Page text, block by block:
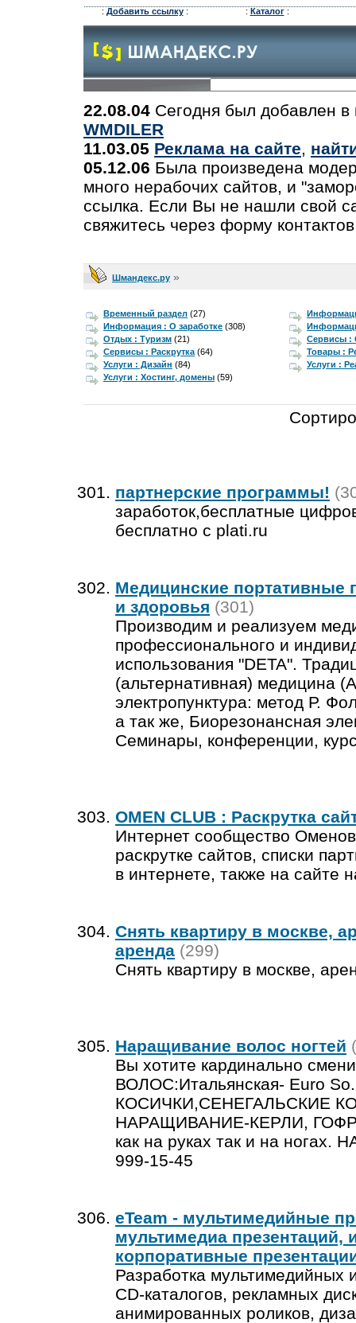
: Добавить ссылку: : Каталог:
22.08.04 Сегодня был добавлен в
WMDILER
11.03.05 Реклама на сайте,
05.12.06 Была произведена
много нерабочих сайтов, и
ссылка. Если Вы не нашли свой
свяжитесь через форму
Шмандекс.ру »
Временный раздел (27)
Информация : О заработке (308)
Отдых : Туризм (21)
Сервисы :
Сервисы : Раскрутка (64)
Товары :
Услуги : Дизайн (84)
Услуги :
Услуги : Хостинг, домены (59)
партнерские программы!
заработок,бесплатные
бесплатно с plati.ru
Медицинские портативные
и здоровья (301)
Производим и реализуем
профессионального и
использования "DETA".
(альтернативная) медицина
электропунктура: метод Р.
а так же, Биорезонансная
Семинары, конференции,
OMEN CLUB : Раскрутка
Интернет сообщество
раскрутке сайтов, списки
в интернете, также на сайте
Снять квартиру в москве,
аренда (299)
Снять квартиру в москве,
Наращивание волос ногтей
Вы хотите кардинально
ВОЛОС:Итальянская- Euro
КОСИЧКИ,СЕНЕГАЛЬСКИЕ
НАРАЩИВАНИЕ-КЕРЛИ,
как на руках так и на
999-15-45
eTeam - мультимедийные
мультимедиа презентаций,
корпоративные
Разработка мультимедийных
СD-каталогов, рекламных
анимированных роликов,